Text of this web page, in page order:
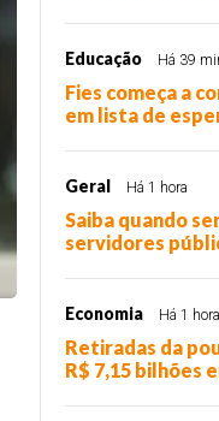
Educação Há 39
Fies começa a
em lista de
Geral Há 1 hora
Saiba quando
servidores
Economia Há 1 hora
Retiradas da
R$ 7,15 bilhões